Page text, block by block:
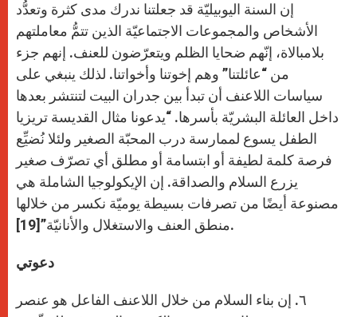
إن السنة اليوبيليّة قد جعلتنا ندرك مدى كثرة وتعدُّد
الأشخاص والمجموعات الاجتماعيّة الذين تتمُّ معاملتهم
بلامبالاة، إنّهم ضحايا الظلم ويتعرّضون للعنف. إنهم جزء
من “عائلتنا” وهم إخوتنا وأخواتنا. لذلك ينبغي على
سياسات اللاعنف أن تبدأ بين جدران البيت لتنتشر بعدها
داخل العائلة البشريّة بأسرها. “يدعونا مثال القديسة تريزيا
الطفل يسوع لممارسة درب المحبّة الصغير ولئلا نُضيِّع
فرصة كلمة لطيفة أو ابتسامة أو مطلق أي تصرّف صغير
يزرع السلام والصداقة. إن الإيكولوجيا الشاملة هي
مصنوعة أيضًا من تصرفات بسيطة يوميّة نكسر من خلالها
منطق العنف والاستغلال والأنانيّة”[19].
دعوتي
٦. إن بناء السلام من خلال اللاعنف الفاعل هو عنصر